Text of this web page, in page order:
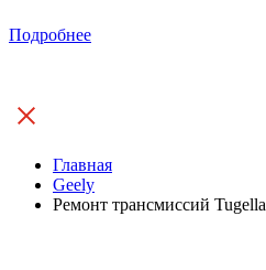
Подробнее
Главная
Geely
Ремонт трансмиссий Tugella